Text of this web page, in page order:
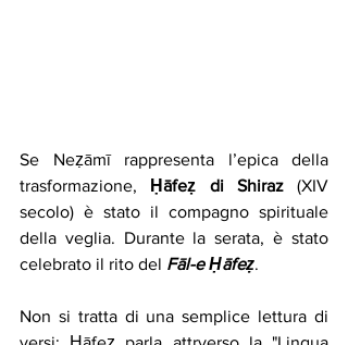
Se Neẓāmī rappresenta l’epica della
trasformazione,
Ḥāfeẓ di Shiraz (XIV
secolo) è stato il compagno spirituale
della veglia. Durante la serata, è stato
celebrato il rito del Fāl-e Ḥāfeẓ.
Non si tratta di una semplice lettura di